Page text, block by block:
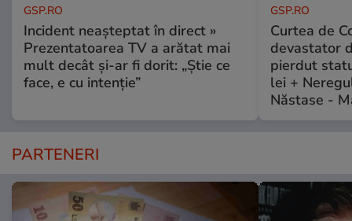
GSP.RO
Incident neașteptat în direct »
Prezentatoarea TV a arătat mai
mult decât și-ar fi dorit: „Știe ce
face, e cu intenție”
GSP.RO
Curtea de
devastator
pierdut
lei +
Năstase -
PARTENERI